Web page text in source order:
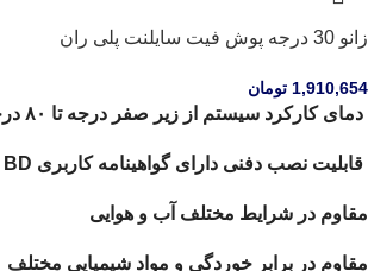
زانو 30 درجه پوش فیت سایلنت پلی ران
1,910,654 تومان
دمای کارکرد سیستم از زیر صفر درجه تا ۸۰ درجه
قابلیت نصب دفنی دارای گواهینامه کاربری BD
مقاوم در شرایط مختلف آب و هوایی
مقاوم در برابر خوردگی و مواد شیمیایی مختلف